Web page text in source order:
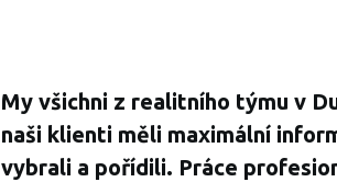
My všichni z realitního týmu v
naši klienti měli maximální
vybrali a pořídili. Práce